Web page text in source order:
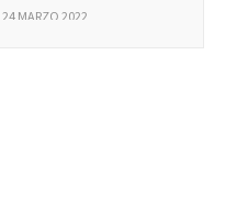
24 MARZO 2022